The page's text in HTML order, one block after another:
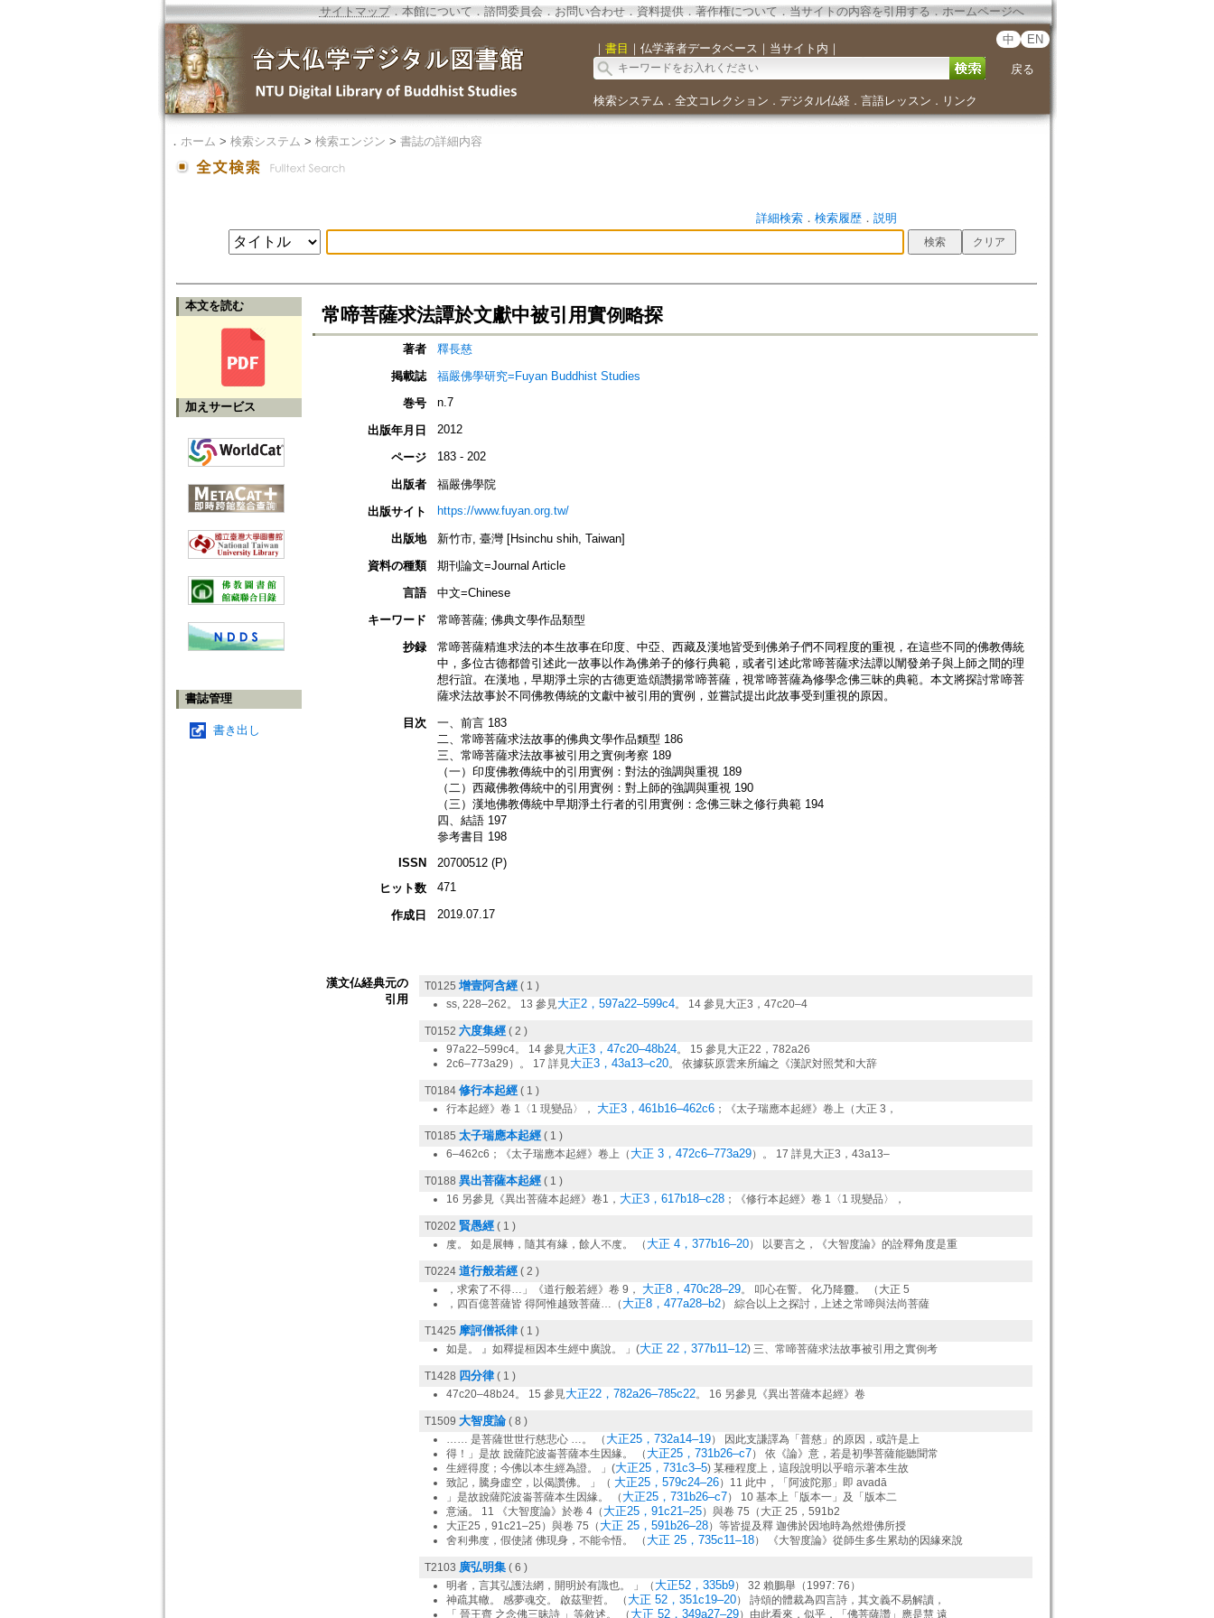
サイトマップ．本館について ． 諮問委員会． お問い合わせ． 資料提供． 著作権について．当サイトの内容を引用する ． ホームページへ
｜ 書目 ｜ 仏学著者データベース ｜ 当サイト内 ｜
中 EN
戻る
検索システム ． 全文コレクション ． デジタル仏経． 言語レッスン ． リンク
． ホーム > 検索システム > 検索エンジン > 書誌の詳細内容
詳細検索． 検索履歴． 説明
本文を読む
加えサービス
書誌管理
書き出し
常啼菩薩求法譚於文獻中被引用實例略探
著者
釋長慈
掲載誌
福嚴佛學研究=Fuyan Buddhist Studies
巻号
n.7
出版年月日 2012
ページ 183 - 202
出版者
福嚴佛學院
出版サイト
https://www.fuyan.org.tw/
出版地
新竹市, 臺灣 [Hsinchu shih, Taiwan]
資料の種類
期刊論文=Journal Article
言語
中文=Chinese
キーワード
常啼菩薩; 佛典文學作品類型
抄録
常啼菩薩精進求法的本生故事在印度、中亞、西藏及漢地皆受到佛弟子們不同程度的重視，在這些不同的佛教傳統
中，多位古德都曾引述此一故事以作為佛弟子的修行典範，或者引述此常啼菩薩求法譚以闡發弟子與上師之間的理
想行誼。在漢地，早期淨土宗的古德更造頌讚揚常啼菩薩，視常啼菩薩為修學念佛三昧的典範。本文將探討常啼菩
薩求法故事於不同佛教傳統的文獻中被引用的實例，並嘗試提出此故事受到重視的原因。
目次
一、前言 183
二、常啼菩薩求法故事的佛典文學作品類型 186
三、常啼菩薩求法故事被引用之實例考察 189
（一）印度佛教傳統中的引用實例：對法的強調與重視 189
（二）西藏佛教傳統中的引用實例：對上師的強調與重視 190
（三）漢地佛教傳統中早期淨土行者的引用實例：念佛三昧之修行典範 194
四、結語 197
參考書目 198
ISSN
20700512 (P)
ヒット数
471
作成日 2019.07.17
漢文仏経典元の
引用
T0125 增壹阿含經( 1 )
ss, 228–262。 13 參見大正2，597a22–599c4。 14 參見大正3，47c20–4
T0152 六度集經( 2 )
97a22–599c4。 14 參見大正3，47c20–48b24。 15 參見大正22，782a26
2c6–773a29）。 17 詳見大正3，43a13–c20。 依據荻原雲来所編之《漢訳対照梵和大辞
T0184 修行本起經( 1 )
行本起經》卷 1〈1 現變品〉，
大正3，461b16–462c6；《太子瑞應本起經》卷上（大正 3，
T0185 太子瑞應本起經( 1 )
6–462c6；《太子瑞應本起經》卷上（ 大正 3，472c6–773a29）。 17 詳見大正3，43a13–
T0188 異出菩薩本起經( 1 )
16 另參見《異出菩薩本起經》卷1， 大正3，617b18–c28；《修行本起經》卷 1〈1 現變品〉，
T0202 賢愚經( 1 )
度。 如是展轉，隨其有緣，餘人不度。 （ 大正 4，377b16–20） 以要言之，《大智度論》的詮釋角度是重
T0224 道行般若經( 2 )
，求索了不得…」《道行般若經》卷 9，
大正8，470c28–29。 叩心在誓。 化乃降靈。 （大正 5
，四百億菩薩皆 得阿惟越致菩薩…（ 大正8，477a28–b2） 綜合以上之探討，上述之常啼與法尚菩薩
T1425 摩訶僧祇律( 1 )
如是。 』如釋提桓因本生經中廣說。 」(大正 22，377b11–12) 三、常啼菩薩求法故事被引用之實例考
T1428 四分律( 1 )
47c20–48b24。 15 參見大正22，782a26–785c22。 16 另參見《異出菩薩本起經》卷
T1509 大智度論( 8 )
…… 是菩薩世世行慈悲心 …。 （ 大正25，732a14–19） 因此支謙譯為「普慈」的原因，或許是上
得！」是故 說薩陀波崙菩薩本生因緣。 （ 大正25，731b26–c7） 依《論》意，若是初學菩薩能聽聞常
生經得度；今佛以本生經為證。 」(大正25，731c3–5) 某種程度上，這段說明以乎暗示著本生故
致記，騰身虛空，以偈讚佛。 」（ 大正25，579c24–26）11 此中，「阿波陀那」即 avadā
」是故說薩陀波崙菩薩本生因緣。 （ 大正25，731b26–c7） 10 基本上「版本一」及「版本二
意涵。 11 《大智度論》於卷 4（ 大正25，91c21–25）與卷 75（大正 25，591b2
大正25，91c21–25）與卷 75（ 大正 25，591b26–28）等皆提及釋 迦佛於因地時為然燈佛所授
舍利弗度，假使諸 佛現身，不能令悟。 （ 大正 25，735c11–18） 《大智度論》從師生多生累劫的因緣來說
T2103 廣弘明集( 6 )
明者，言其弘護法網，開明於有識也。 」（ 大正52，335b9） 32 賴鵬舉（1997: 76）
神疏其轍。 感夢魂交。 啟茲聖哲。 （ 大正 52，351c19–20） 詩頌的體裁為四言詩，其文義不易解讀，
「 晉王齊 之念佛三昧詩 」等敘述。 （ 大正 52，349a27–29）由此看來，似乎，「佛菩薩讚」應是慧 遠